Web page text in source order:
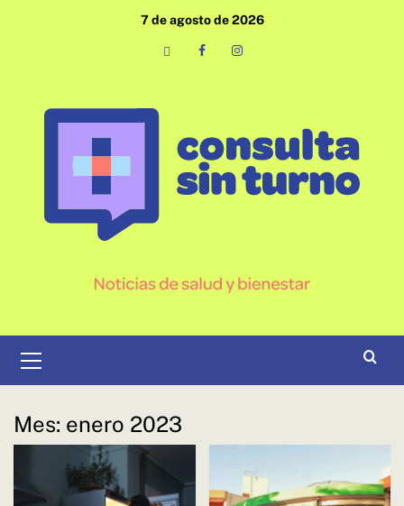
7 de agosto de 2026
primario
Mes: enero 2023